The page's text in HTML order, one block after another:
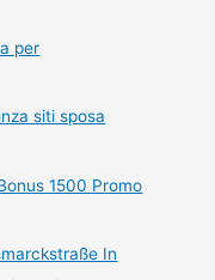
per
siti sposa
1500 Promo
In